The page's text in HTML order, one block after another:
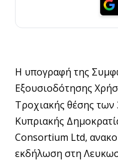
Η υπογραφή της
Εξουσιοδότησης
Τροχιακής θέσης των
Κυπριακής
Consortium Ltd,
εκδήλωση στη